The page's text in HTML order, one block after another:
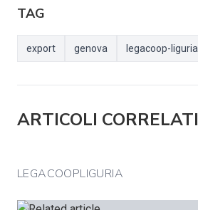
TAG
export genova legacoop-liguria
ARTICOLI CORRELATI
LEGACOOPLIGURIA